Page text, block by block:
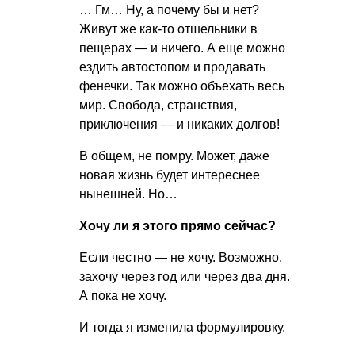
… Гм… Ну, а почему бы и нет?
Живут же как-то отшельники в
пещерах — и ничего. А еще можно
ездить автостопом и продавать
фенечки. Так можно объехать весь
мир. Свобода, странствия,
приключения — и никаких долгов!
В общем, не помру. Может, даже
новая жизнь будет интереснее
нынешней. Но…
Хочу ли я этого прямо сейчас?
Если честно — не хочу. Возможно,
захочу через год или через два дня.
А пока не хочу.
И тогда я изменила формулировку.